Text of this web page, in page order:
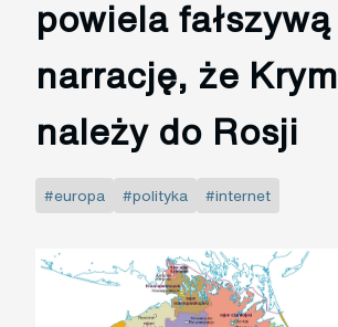
powiela fałszywą
narrację, że Krym
należy do Rosji
#europa #polityka #internet